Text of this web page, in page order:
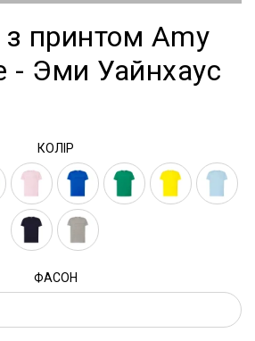
принтом Amy
- Эми Уайнхаус
КОЛІР
ФАСОН